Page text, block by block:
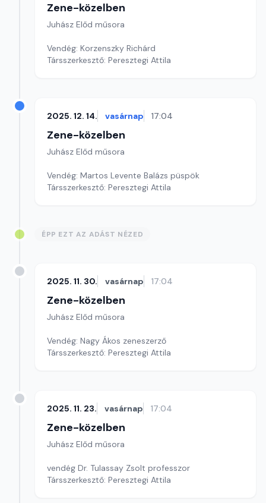
Zene-közelben
Juhász Előd műsora
Vendég: Korzenszky Richárd
Társszerkesztő: Peresztegi Attila
2025. 12. 14. vasárnap 17:04
Zene-közelben
Juhász Előd műsora
Vendég: Martos Levente Balázs püspök
Társszerkesztő: Peresztegi Attila
ÉPP EZT AZ ADÁST NÉZED
2025. 11. 30. vasárnap 17:04
Zene-közelben
Juhász Előd műsora
Vendég: Nagy Ákos zeneszerző
Társszerkesztő: Peresztegi Attila
2025. 11. 23. vasárnap 17:04
Zene-közelben
Juhász Előd műsora
vendég Dr. Tulassay Zsolt professzor
Társszerkesztő: Peresztegi Attila